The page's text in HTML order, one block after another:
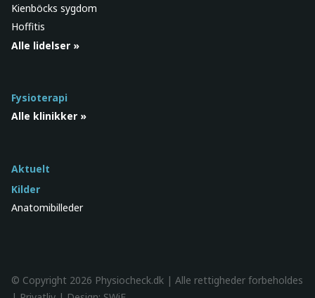
Kienböcks sygdom
Hoffitis
Alle lidelser »
Fysioterapi
Alle klinikker »
Aktuelt
Kilder
Anatomibilleder
© Copyright 2026 Physiocheck.dk | Alle rettigheder forbeholdes